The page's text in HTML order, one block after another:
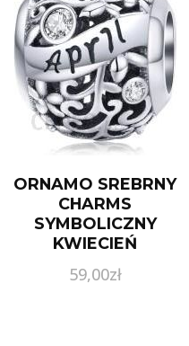
ORNAMO SREBRNY
CHARMS
SYMBOLICZNY
KWIECIEŃ
59,00zł